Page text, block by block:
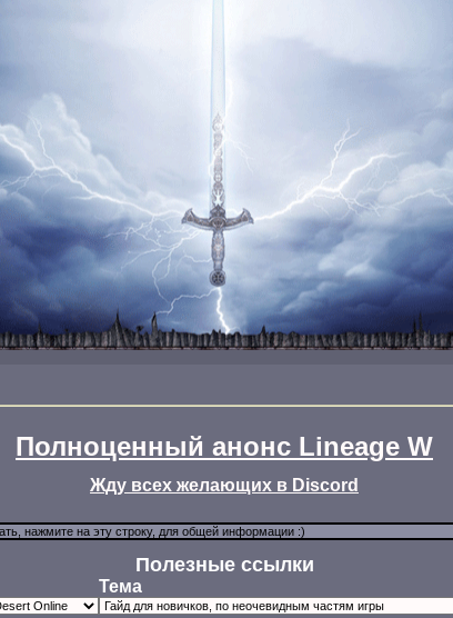
Полноценный анонс Lineage W
Жду всех желающих в Discord
Полезные ссылки
Тема